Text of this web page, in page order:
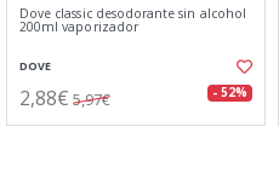
Dove classic desodorante sin alcohol
200ml vaporizador
DOVE
2,88€ 5,97€ - 52%